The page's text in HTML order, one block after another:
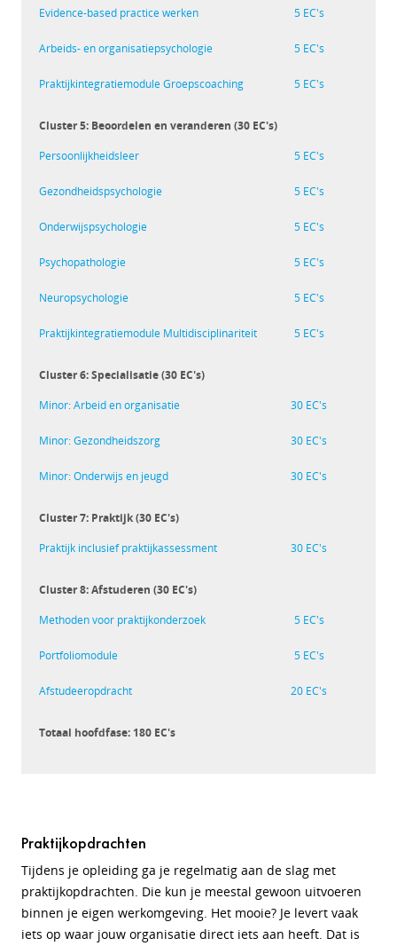
Evidence-based practice werken 5 EC's
Arbeids- en organisatiepsychologie 5 EC's
Praktijkintegratiemodule Groepscoaching 5 EC's
Cluster 5: Beoordelen en veranderen (30 EC's)
Persoonlijkheidsleer
5 EC's
Gezondheidspsychologie 5 EC's
Onderwijspsychologie 5 EC's
Psychopathologie 5 EC's
Neuropsychologie 5 EC's
Praktijkintegratiemodule Multidisciplinariteit 5 EC's
Cluster 6: Specialisatie (30 EC's)
Minor: Arbeid en organisatie
30 EC's
Minor: Gezondheidszorg 30 EC's
Minor: Onderwijs en jeugd 30 EC's
Cluster 7: Praktijk (30 EC's)
Praktijk inclusief praktijkassessment
30 EC's
Cluster 8: Afstuderen (30 EC's)
Methoden voor praktijkonderzoek
5 EC's
Portfoliomodule 5 EC's
Afstudeeropdracht 20 EC's
Totaal hoofdfase: 180 EC's
Praktijkopdrachten
Tijdens je opleiding ga je regelmatig aan de slag met
praktijkopdrachten. Die kun je meestal gewoon uitvoeren
binnen je eigen werkomgeving. Het mooie? Je levert vaak
iets op waar jouw organisatie direct iets aan heeft. Dat is